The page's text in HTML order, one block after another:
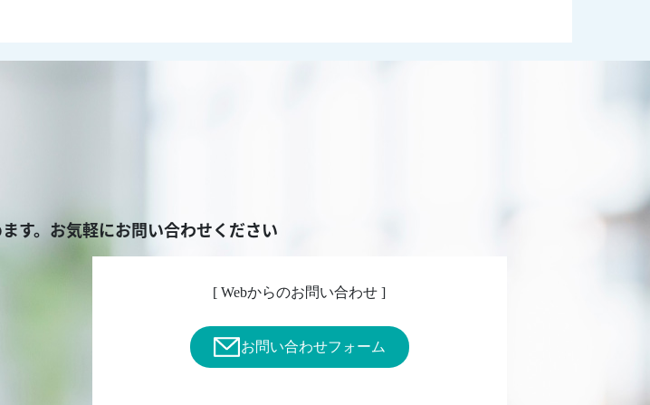
す。お気軽にお問い合わせください
[ Webからのお問い合わせ ]
お問い合わせフォーム